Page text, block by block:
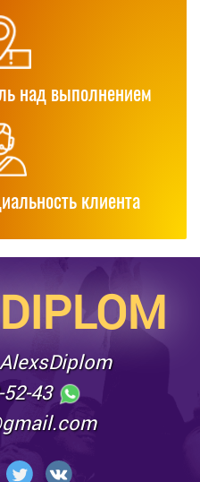
над выполнением
клиента
43